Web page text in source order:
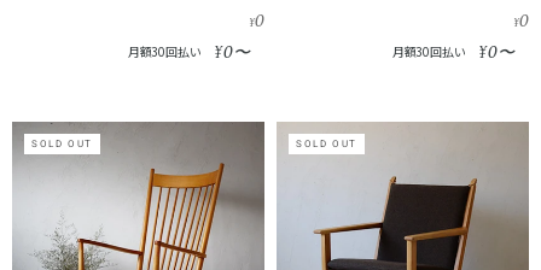
¥0
月額30回払い ¥0〜
¥0
月額30回払い ¥0〜
SOLD OUT SOLD OUT